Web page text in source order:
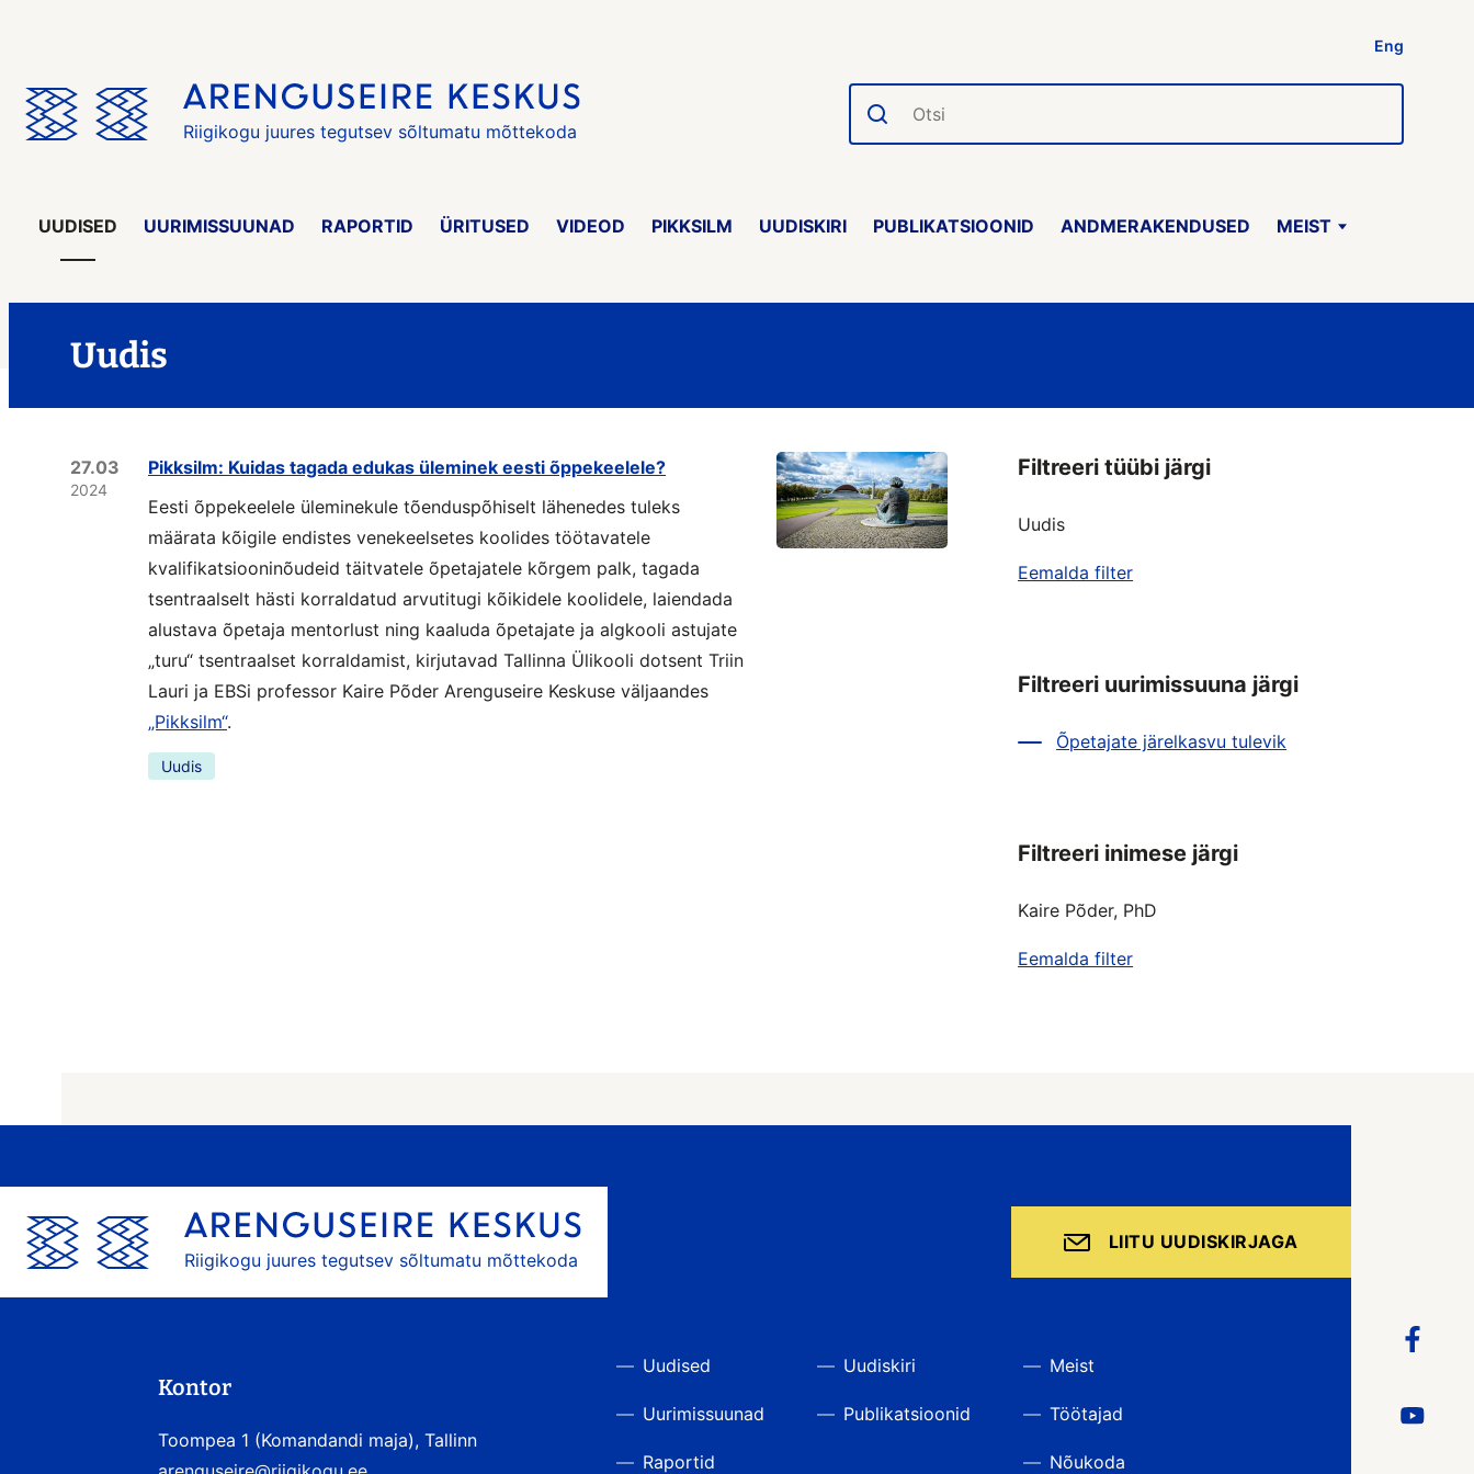
Eng
Riigikogu juures tegutsev sõltumatu mõttekoda
Otsi
UUDISED UURIMISSUUNAD RAPORTID ÜRITUSED VIDEOD PIKKSILM UUDISKIRI PUBLIKATSIOONID ANDMERAKENDUSED MEIST
Uudis
27.03
2024
Pikksilm: Kuidas tagada edukas üleminek eesti õppekeelele?
Eesti õppekeelele üleminekule tõenduspõhiselt lähenedes tuleks
määrata kõigile endistes venekeelsetes koolides töötavatele
kvalifikatsiooninõudeid täitvatele õpetajatele kõrgem palk, tagada
tsentraalselt hästi korraldatud arvutitugi kõikidele koolidele, laiendada
alustava õpetaja mentorlust ning kaaluda õpetajate ja algkooli astujate
„turu“ tsentraalset korraldamist, kirjutavad Tallinna Ülikooli dotsent Triin
Lauri ja EBSi professor Kaire Põder Arenguseire Keskuse väljaandes
„Pikksilm“.
Uudis
Filtreeri tüübi järgi
Uudis
Eemalda filter
Filtreeri uurimissuuna järgi
Õpetajate järelkasvu tulevik
Filtreeri inimese järgi
Kaire Põder, PhD
Eemalda filter
Riigikogu juures tegutsev sõltumatu mõttekoda
LIITU UUDISKIRJAGA
Kontor
Toompea 1 (Komandandi maja), Tallinn
Uudised
Uurimissuunad
Raportid
Uudiskiri
Publikatsioonid
Meist
Töötajad
Nõukoda